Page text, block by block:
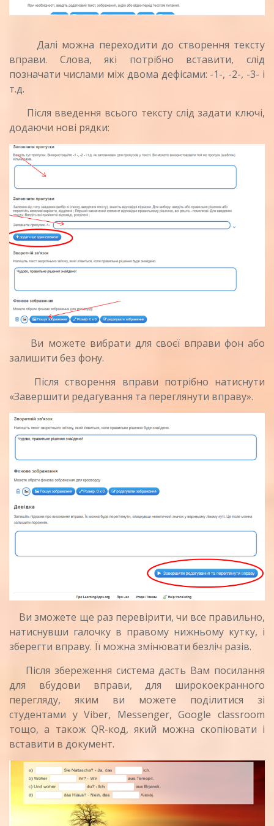
Далі можна переходити до створення тексту
вправи. Слова, які потрібно вставити, слід
позначати числами між двома дефісами: -1-, -2-, -3- і
т.д.
Після введення всього тексту слід задати ключі,
додаючи нові рядки:
Ви можете вибрати для своєї вправи фон або
залишити без фону.
Після створення вправи потрібно натиснути
«Завершити редагування та переглянути вправу».
Ви зможете ще раз перевірити, чи все правильно,
натиснувши галочку в правому нижньому кутку, і
зберегти вправу. Її можна змінювати безліч разів.
Після збереження система дасть Вам посилання
для вбудови вправи, для широкоекранного
перегляду, яким ви можете поділитися зі
студентами у Viber, Messenger, Google classroom
тощо, а також QR-код, який можна скопіювати і
вставити в документ.